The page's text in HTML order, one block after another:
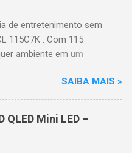
de entretenimento sem
115C7K . Com 115
ambiente em um
Tela QLED Mini LED 115” :
intenso e cores
impressionantes e
Processador AiPQ :
e movimentos fluidos.
SAIBA MAIS »
QLED Mini LED –